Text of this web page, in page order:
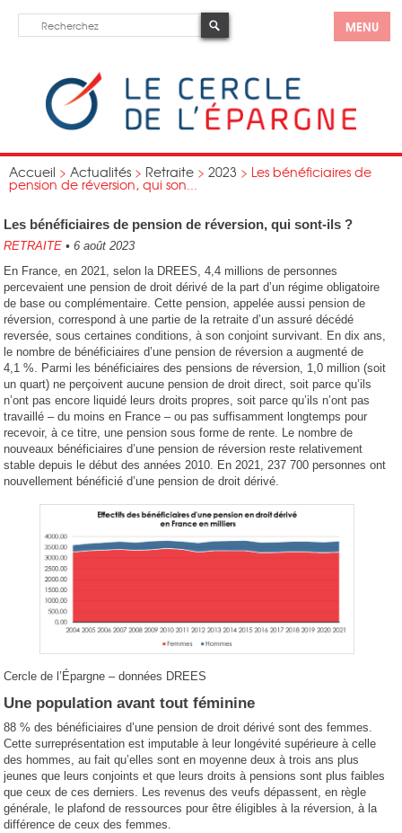
MENU
Accueil > Actualités > Retraite > 2023 > Les bénéficiaires de
pension de réversion, qui son...
Les bénéficiaires de pension de réversion, qui sont-ils ?
RETRAITE • 6 août 2023
En France, en 2021, selon la DREES, 4,4 millions de personnes
percevaient une pension de droit dérivé de la part d’un régime obligatoire
de base ou complémentaire. Cette pension, appelée aussi pension de
réversion, correspond à une partie de la retraite d’un assuré décédé
reversée, sous certaines conditions, à son conjoint survivant. En dix ans,
le nombre de bénéficiaires d’une pension de réversion a augmenté de
4,1 %. Parmi les bénéficiaires des pensions de réversion, 1,0 million (soit
un quart) ne perçoivent aucune pension de droit direct, soit parce qu’ils
n’ont pas encore liquidé leurs droits propres, soit parce qu’ils n’ont pas
travaillé – du moins en France – ou pas suffisamment longtemps pour
recevoir, à ce titre, une pension sous forme de rente. Le nombre de
nouveaux bénéficiaires d’une pension de réversion reste relativement
stable depuis le début des années 2010. En 2021, 237 700 personnes ont
nouvellement bénéficié d’une pension de droit dérivé.
Cercle de l’Épargne – données DREES
Une population avant tout féminine
88 % des bénéficiaires d’une pension de droit dérivé sont des femmes.
Cette surreprésentation est imputable à leur longévité supérieure à celle
des hommes, au fait qu’elles sont en moyenne deux à trois ans plus
jeunes que leurs conjoints et que leurs droits à pensions sont plus faibles
que ceux de ces derniers. Les revenus des veufs dépassent, en règle
générale, le plafond de ressources pour être éligibles à la réversion, à la
différence de ceux des femmes.